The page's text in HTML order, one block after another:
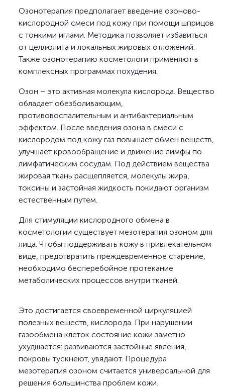
Озонотерапия предполагает введение озоново-
кислородной смеси под кожу при помощи шприцов
с тонкими иглами. Методика позволяет избавиться
от целлюлита и локальных жировых отложений.
Также озонотерапию косметологи применяют в
комплексных программах похудения.
Озон – это активная молекула кислорода. Вещество
обладает обезболивающим,
противовоспалительным и антибактериальным
эффектом. После введения озона в смеси с
кислородом под кожу газ повышает обмен веществ,
улучшает кровообращение и движение лимфы по
лимфатическим сосудам. Под действием вещества
жировая ткань расщепляется, молекулы жира,
токсины и застойная жидкость покидают организм
естественным путем.
Для стимуляции кислородного обмена в
косметологии существует мезотерапия озоном для
лица. Чтобы поддерживать кожу в привлекательном
виде, предотвратить преждевременное старение,
необходимо бесперебойное протекание
метаболических процессов внутри тканей.
Это достигается своевременной циркуляцией
полезных веществ, кислорода. При нарушении
газообмена клеток состояние кожи заметно
ухудшается: развиваются застойные явления,
покровы тускнеют, увядают. Процедура
мезотерапия озоном считается универсальной для
решения большинства проблем кожи.